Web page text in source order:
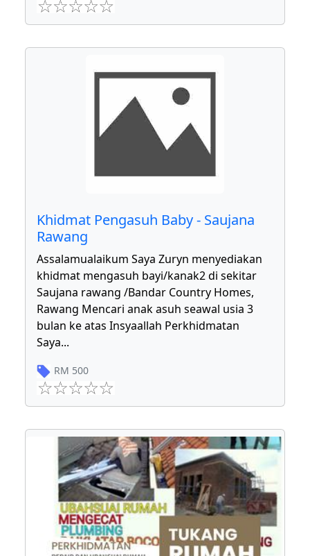
Khidmat Pengasuh Baby - Saujana
Rawang
Assalamualaikum Saya Zuryn menyediakan
khidmat mengasuh bayi/kanak2 di sekitar
Saujana rawang /Bandar Country Homes,
Rawang Mencari anak asuh seawal usia 3
bulan ke atas Insyaallah Perkhidmatan
Saya...
RM 500